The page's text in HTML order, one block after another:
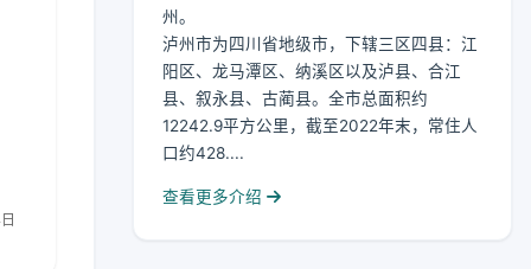
州。
泸州市为四川省地级市，下辖三区四县：江
阳区、龙马潭区、纳溪区以及泸县、合江
县、叙永县、古蔺县。全市总面积约
12242.9平方公里，截至2022年末，常住人
口约428....
查看更多介绍